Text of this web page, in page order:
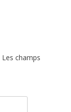
Les champs